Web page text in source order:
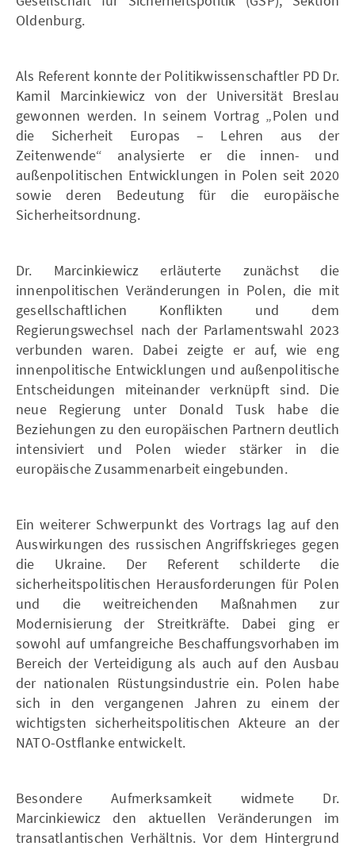
Oldenburg.
Als Referent konnte der Politikwissenschaftler PD Dr.
Kamil Marcinkiewicz von der Universität Breslau
gewonnen werden. In seinem Vortrag „Polen und
die Sicherheit Europas – Lehren aus der
Zeitenwende“ analysierte er die innen- und
außenpolitischen Entwicklungen in Polen seit 2020
sowie deren Bedeutung für die europäische
Sicherheitsordnung.
Dr. Marcinkiewicz erläuterte zunächst die
innenpolitischen Veränderungen in Polen, die mit
gesellschaftlichen Konflikten und dem
Regierungswechsel nach der Parlamentswahl 2023
verbunden waren. Dabei zeigte er auf, wie eng
innenpolitische Entwicklungen und außenpolitische
Entscheidungen miteinander verknüpft sind. Die
neue Regierung unter Donald Tusk habe die
Beziehungen zu den europäischen Partnern deutlich
intensiviert und Polen wieder stärker in die
europäische Zusammenarbeit eingebunden.
Ein weiterer Schwerpunkt des Vortrags lag auf den
Auswirkungen des russischen Angriffskrieges gegen
die Ukraine. Der Referent schilderte die
sicherheitspolitischen Herausforderungen für Polen
und die weitreichenden Maßnahmen zur
Modernisierung der Streitkräfte. Dabei ging er
sowohl auf umfangreiche Beschaffungsvorhaben im
Bereich der Verteidigung als auch auf den Ausbau
der nationalen Rüstungsindustrie ein. Polen habe
sich in den vergangenen Jahren zu einem der
wichtigsten sicherheitspolitischen Akteure an der
NATO-Ostflanke entwickelt.
Besondere Aufmerksamkeit widmete Dr.
Marcinkiewicz den aktuellen Veränderungen im
transatlantischen Verhältnis. Vor dem Hintergrund